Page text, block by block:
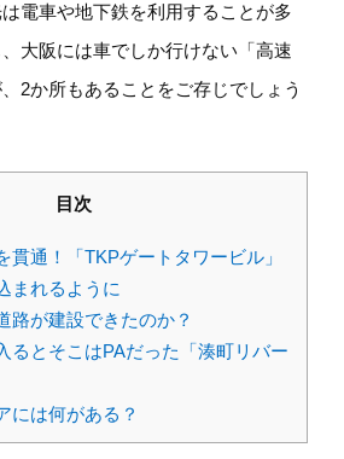
電車や地下鉄を利用することが多
大阪には車でしか行けない「高速
2か所もあることをご存じでしょう
目次
貫通！「TKPゲートタワービル」
まれるように
路が建設できたのか？
るとそこはPAだった「湊町リバー
には何がある？